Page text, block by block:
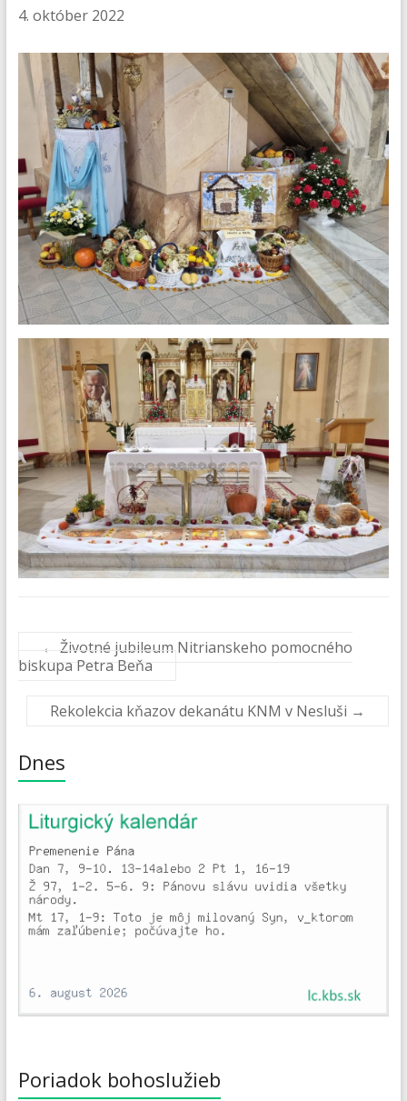
4. október 2022
←
Životné jubileum Nitrianskeho pomocného
biskupa Petra Beňa
Rekolekcia kňazov dekanátu KNM v Nesluši →
Dnes
Poriadok bohoslužieb